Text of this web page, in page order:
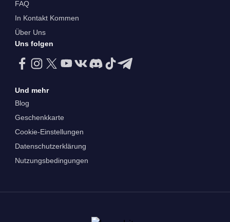
FAQ
In Kontakt Kommen
Über Uns
Uns folgen
Und mehr
Blog
Geschenkkarte
Cookie-Einstellungen
Datenschutzerklärung
Nutzungsbedingungen